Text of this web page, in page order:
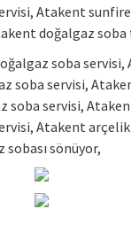
Atakent
doğalgaz
soba
soba servisi,
soba servisi,
Atakent
sönüyor,